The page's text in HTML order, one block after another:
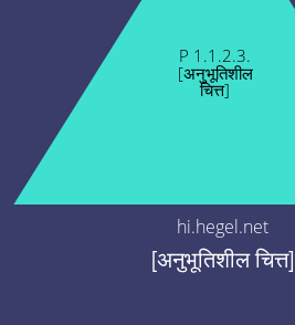
P 1.1.2.3.
[अनुभूतिशील
चित्त]
hi.hegel.net
[अनुभूतिशील चित्त]